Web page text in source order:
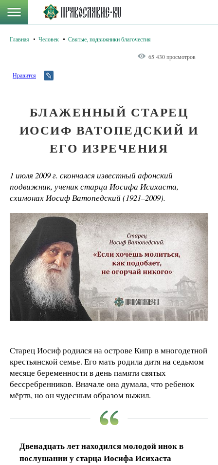
Главная Человек Святые, подвижники благочестия
65 430 просмотров
Нравится
БЛАЖЕННЫЙ СТАРЕЦ
ИОСИФ ВАТОПЕДСКИЙ И
ЕГО ИЗРЕЧЕНИЯ
1 июля 2009 г. скончался известный афонский
подвижник, ученик старца Иосифа Исихаста,
схимонах Иосиф Ватопедский (1921–2009).
Старец Иосиф родился на острове Кипр в многодетной
крестьянской семье. Его мать родила дитя на седьмом
месяце беременности в день памяти святых
бессребренников. Вначале она думала, что ребенок
мёртв, но он чудесным образом выжил.
Двенадцать лет находился молодой инок в
послушании у старца Иосифа Исихаста